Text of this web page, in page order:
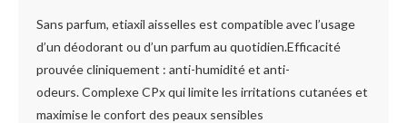
Sans parfum, etiaxil aisselles est compatible avec l’usage
d’un déodorant ou d’un parfum au quotidien.Efficacité
prouvée cliniquement : anti-humidité et anti-
odeurs.Complexe CPx qui limite les irritations cutanées et
maximise le confort des peaux sensibles